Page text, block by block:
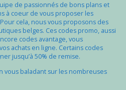
de passionnés de bons plans et
à coeur de vous proposer les
cela, nous vous proposons des
belges. Ces codes promo, aussi
codes avantage, vous
achats en ligne. Certains codes
jusqu’à 50% de remise.
vous baladant sur les nombreuses